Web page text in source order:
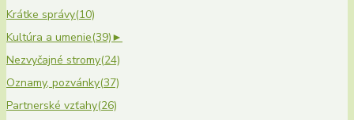
Krátke správy(10)
Kultúra a umenie(39)►
Nezvyčajné stromy(24)
Oznamy, pozvánky(37)
Partnerské vzťahy(26)